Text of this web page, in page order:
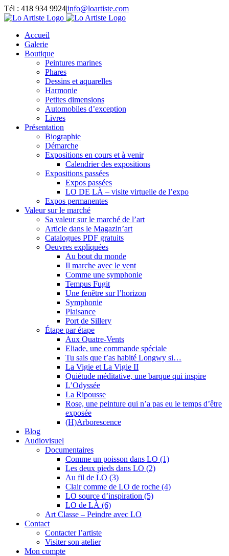
Passer
au
Tél : 418 934 9924|info@loartiste.com
Facebook
Instagram
Email
Pinterest
YouTube
Accueil
Galerie
Boutique
Peintures marines
Phares
Dessins et aquarelles
Harmonie
Petites dimensions
Automobiles d’exception
Livres
Présentation
Biographie
Démarche
Expositions en cours et à venir
Calendrier des expositions
Expositions passées
Expos passées
LO DE LÀ – visite virtuelle de l’expo
Expos permanentes
Valeur sur le marché
Sa valeur sur le marché de l’art
Article dans le Magazin’art
Catalogues PDF gratuits
Oeuvres expliquées
Au bout du monde
Il marche avec le vent
Comme une symphonie
Tempus Fugit
Une fenêtre sur l’horizon
Symphonie
Plaisance
Port de Sillery
Étape par étape
Aux Quatre-Vents
Eliade, une commande spéciale
Tu sais que t’as habité Longwy si…
La Vigie et La Vigie II
Quiétude méditative, une barque qui inspire
L’Odyssée
La Ripousse
Rose, une peinture qui n’a pas eu le temps d’être
exposée
(H)Arborescence
Blog
Audiovisuel
Documentaires
Comme un poisson dans LO (1)
Les deux pieds dans LO (2)
Au fil de LO (3)
Clair comme de LO de roche (4)
LO source d’inspiration (5)
LO de LÀ (6)
Art Classe – Peindre avec LO
Contact
Contacter l’artiste
Visiter son atelier
Mon compte